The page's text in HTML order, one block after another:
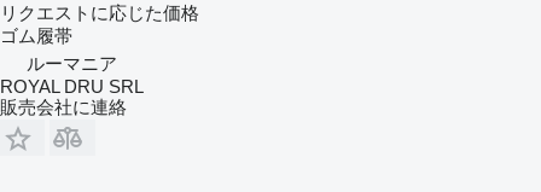
リクエストに応じた価格
ゴム履帯
ルーマニア
ROYAL DRU SRL
販売会社に連絡